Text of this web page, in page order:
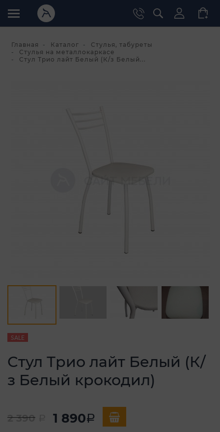
Главная Каталог
Стулья, табуреты
Стулья на металлокаркасе
Стул Трио лайт Белый (К/з Белый...
SALE
Стул Трио лайт Белый (К/
з Белый крокодил)
2 390 1 890a